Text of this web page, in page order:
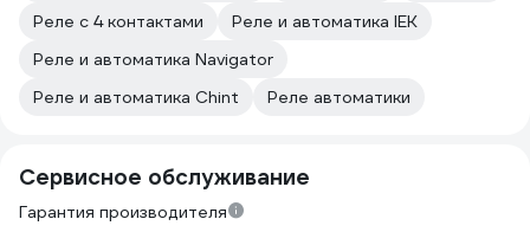
Реле с 4 контактами
Реле и автоматика IEK
Реле и автоматика Navigator
Реле и автоматика Chint
Реле автоматики
Сервисное обслуживание
Гарантия производителя